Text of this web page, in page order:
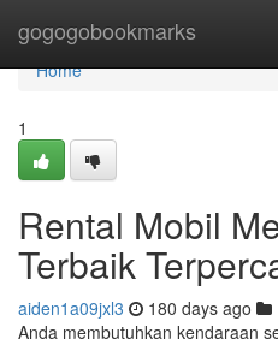
gogogobookmarks
Home
Home
1
Rental Mobil
Terbaik
aiden1a09jxl3 180 days ago
Anda membutuhkan kendaraan